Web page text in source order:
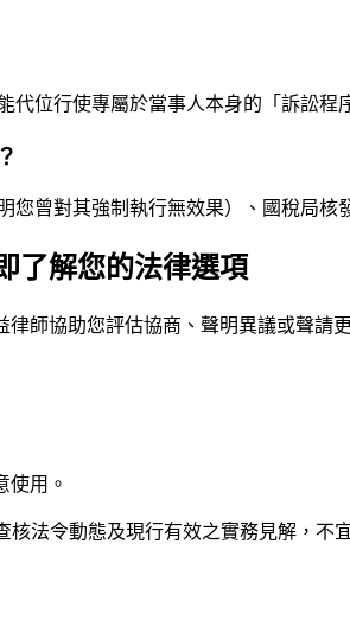
代位行使專屬於當事人本身的「訴訟
曾對其強制執行無效果）、國稅局
了解您的法律選項
律師協助您評估協商、聲明異議或聲請
使用。
法令動態及現行有效之實務見解，不